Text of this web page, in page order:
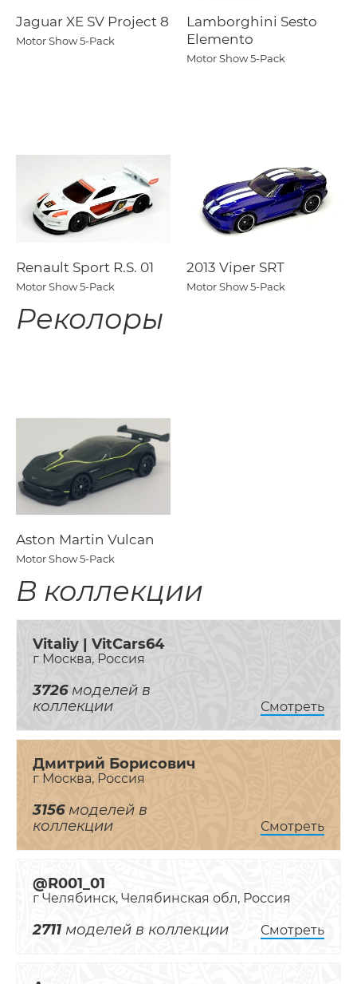
Jaguar XE SV Project 8
Motor Show 5-Pack
Lamborghini Sesto
Elemento
Motor Show 5-Pack
Renault Sport R.S. 01
Motor Show 5-Pack
2013 Viper SRT
Motor Show 5-Pack
Реколоры
Aston Martin Vulcan
Motor Show 5-Pack
В коллекции
Vitaliy | VitCars64
г Москва, Россия
3726моделей в
коллекции
Смотреть
Дмитрий Борисович
г Москва, Россия
3156моделей в
коллекции
Смотреть
@R001_01
г Челябинск, Челябинская обл, Россия
2711 моделей в коллекции Смотреть